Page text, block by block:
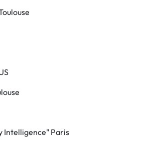
Intelligence" Paris